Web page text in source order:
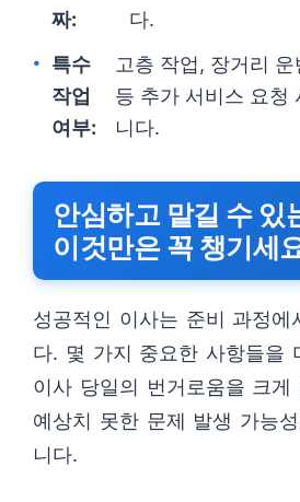
짜:
다.
특수
작업
여부:
고층 작업, 장거리
등 추가 서비스 요청
니다.
안심하고 맡길 수 있
이것만은 꼭 챙기세
성공적인 이사는 준비 과정에
다. 몇 가지 중요한 사항들을
이사 당일의 번거로움을 크
예상치 못한 문제 발생 가능
니다.